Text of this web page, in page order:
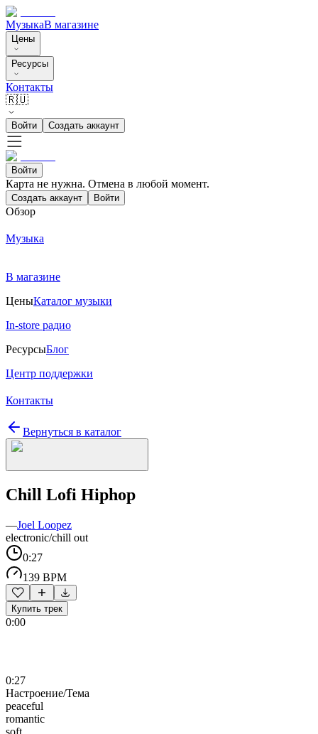
МузыкаВ магазине
Цены
Ресурсы
Контакты
🇷🇺
Войти Создать аккаунт
Войти
Карта не нужна. Отмена в любой момент.
Создать аккаунт Войти
Обзор
Музыка
В магазине
ЦеныКаталог музыки
In-store радио
РесурсыБлог
Центр поддержки
Контакты
Вернуться в каталог
Chill Lofi Hiphop
—Joel Loopez
electronic/chill out
0:27
139 BPM
Купить трек
0:00
0:27
Настроение/Тема
peaceful
romantic
soft